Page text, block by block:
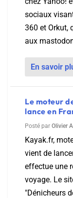
sociaux
360 et Orkut,
aux
En savoir
Le moteur
lance en
Posté par Olivier
Kayak.fr,
vient de
effectue une
voyage. Le
"Dénicheurs